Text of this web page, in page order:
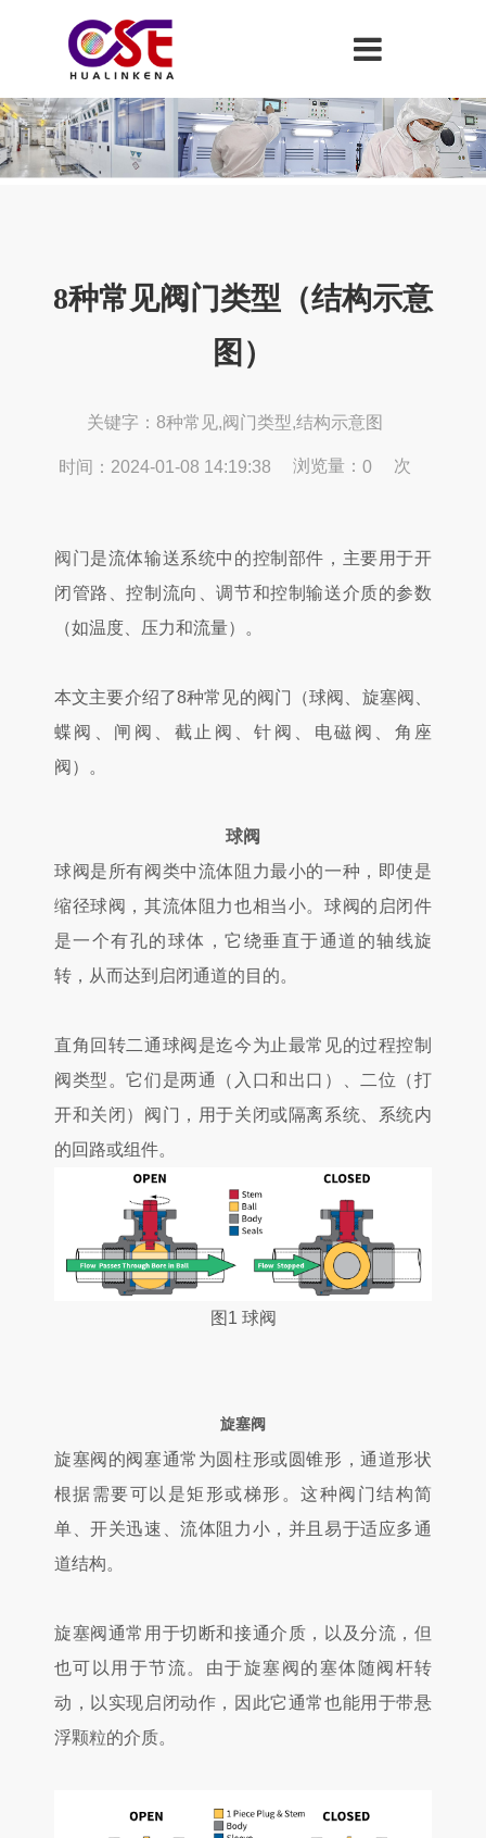
8种常见阀门类型（结构示意
图）
关键字：8种常见,阀门类型,结构示意图
时间：2024-01-08 14:19:38 浏览量： 0 次
阀门是流体输送系统中的控制部件，主要用于开
闭管路、控制流向、调节和控制输送介质的参数
（如温度、压力和流量）。
本文主要介绍了8种常见的阀门（球阀、旋塞阀、
蝶阀、闸阀、截止阀、针阀、电磁阀、角座
阀）。
球阀
球阀是所有阀类中流体阻力最小的一种，即使是
缩径球阀，其流体阻力也相当小。球阀的启闭件
是一个有孔的球体，它绕垂直于通道的轴线旋
转，从而达到启闭通道的目的。
直角回转二通球阀是迄今为止最常见的过程控制
阀类型。它们是两通（入口和出口）、二位（打
开和关闭）阀门，用于关闭或隔离系统、系统内
的回路或组件。
图1 球阀
旋塞阀
旋塞阀的阀塞通常为圆柱形或圆锥形，通道形状
根据需要可以是矩形或梯形。这种阀门结构简
单、开关迅速、流体阻力小，并且易于适应多通
道结构。
旋塞阀通常用于切断和接通介质，以及分流，但
也可以用于节流。由于旋塞阀的塞体随阀杆转
动，以实现启闭动作，因此它通常也能用于带悬
浮颗粒的介质。